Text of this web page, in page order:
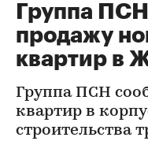
Группа
продажу
квартир в
Группа ПСН
квартир в
строительства